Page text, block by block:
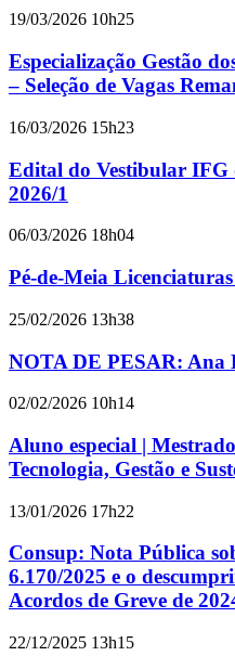
19/03/2026 10h25
Especialização Gestão
– Seleção de Vagas
16/03/2026 15h23
Edital do Vestibular IFG
2026/1
06/03/2026 18h04
Pé-de-Meia
25/02/2026 13h38
NOTA DE PESAR: Ana
02/02/2026 10h14
Aluno especial |
Tecnologia, Gestão e
13/01/2026 17h22
Consup: Nota Pública
6.170/2025 e o
Acordos de Greve de
22/12/2025 13h15